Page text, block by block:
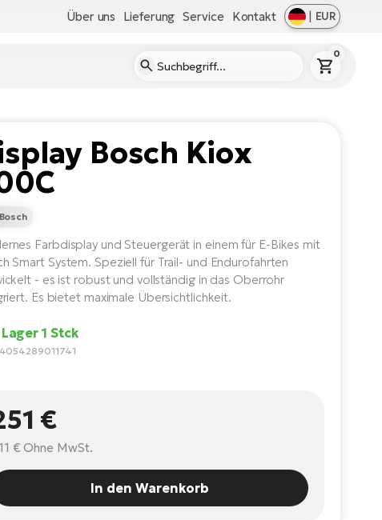
Über uns Lieferung Service Kontakt | EUR
0
Bosch Kiox
Bosch
Farbdisplay und Steuergerät in einem für E-Bikes mit
Smart System. Speziell für Trail- und Endurofahrten
- es ist robust und vollständig in das Oberrohr
Es bietet maximale Übersichtlichkeit.
1 Stck
4054289011741
€
€ Ohne MwSt.
In den Warenkorb